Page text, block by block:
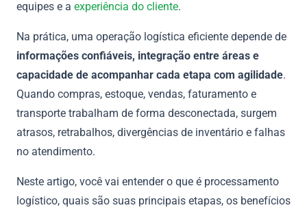
equipes e a experiência do cliente.
Na prática, uma operação logística eficiente depende de
informações confiáveis, integração entre áreas e
capacidade de acompanhar cada etapa com agilidade.
Quando compras, estoque, vendas, faturamento e
transporte trabalham de forma desconectada, surgem
atrasos, retrabalhos, divergências de inventário e falhas
no atendimento.
Neste artigo, você vai entender o que é processamento
logístico, quais são suas principais etapas, os benefícios